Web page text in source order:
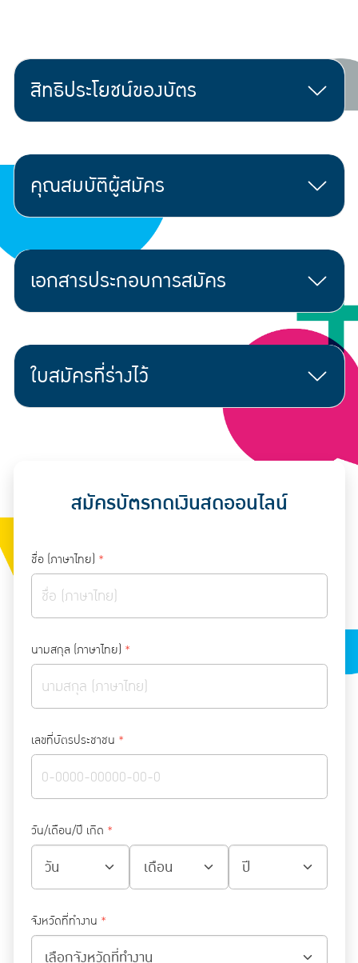
สิทธิประโยชน์ของบัตร
คุณสมบัติผู้สมัคร
เอกสารประกอบการสมัคร
ใบสมัครที่ร่างไว้
สมัครบัตรกดเงินสดออนไลน์
ชื่อ (ภาษาไทย) *
นามสกุล (ภาษาไทย) *
เลขที่บัตรประชาชน *
วัน/เดือน/ปี เกิด *
จังหวัดที่ทำงาน *